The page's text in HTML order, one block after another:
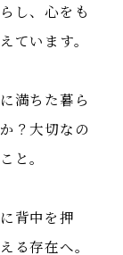
した。
し、心をも
ています。
満ちた暮ら
？大切なの
と。
背中を押
る存在へ。